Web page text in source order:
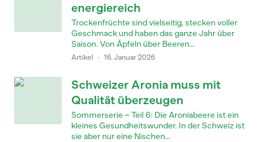
energiereich
Trockenfrüchte sind vielseitig, stecken voller
Geschmack und haben das ganze Jahr über
Saison. Von Äpfeln über Beeren...
Artikel · 16. Januar 2026
Schweizer Aronia muss mit
Qualität überzeugen
Sommerserie – Teil 6: Die Aroniabeere ist ein
kleines Gesundheitswunder. In der Schweiz ist
sie aber nur eine Nischen...